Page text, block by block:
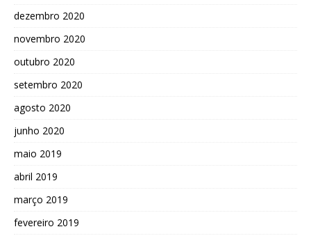
dezembro 2020
novembro 2020
outubro 2020
setembro 2020
agosto 2020
junho 2020
maio 2019
abril 2019
março 2019
fevereiro 2019